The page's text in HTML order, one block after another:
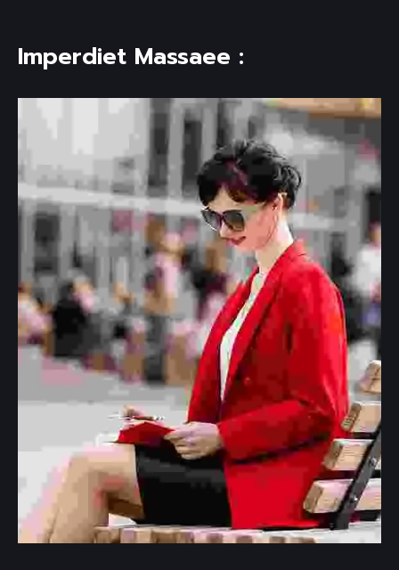
Imperdiet Massaee :